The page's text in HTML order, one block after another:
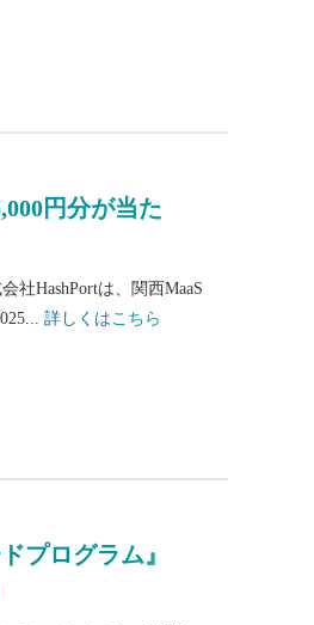
円分が当た
社HashPortは、関西MaaS
詳しくはこちら
プログラム』